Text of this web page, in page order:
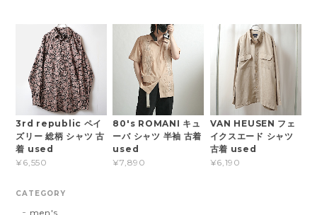
3rd republic ペイ
ズリー 総柄 シャツ 古
着 used
¥6,550
80's ROMANI キュ
ーバ シャツ 半袖 古着
used
¥7,890
VAN HEUSEN フェ
イクスエード シャツ
古着 used
¥6,190
CATEGORY
men's